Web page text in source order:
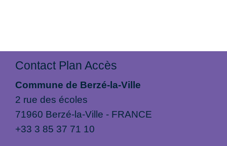
Contact Plan Accès
Commune de Berzé-la-Ville
2 rue des écoles
71960 Berzé-la-Ville - FRANCE
+33 3 85 37 71 10